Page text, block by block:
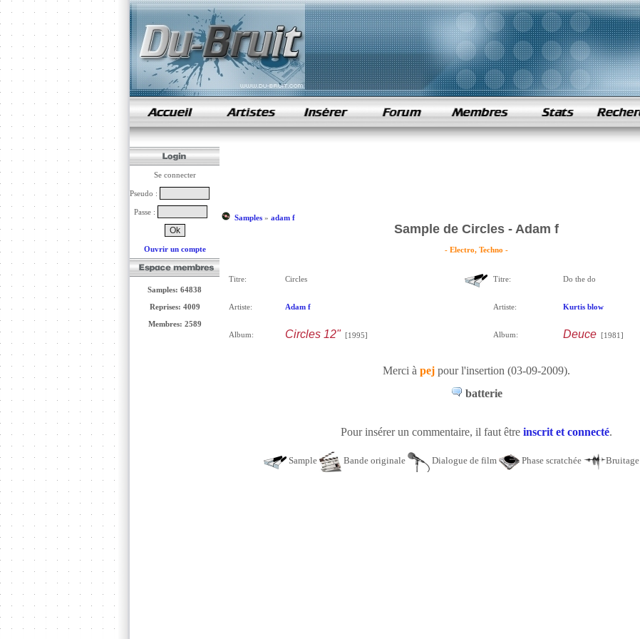
samples de rap
Se connecter
Pseudo :
Passe :
Ouvrir un compte
Samples: 64838
Reprises: 4009
Membres: 2589
Samples» adam f
Sample de Circles - Adam f
- Electro, Techno -
Titre: Circles
Artiste: Adam f
Album: Circles 12" [1995]
Titre: Do the do
Artiste: Kurtis blow
Album: Deuce[1981]
Merci à pej pour l'insertion (03-09-2009).
batterie
Pour insérer un commentaire, il faut être inscrit et connecté.
Sample Bande originale Dialogue de film Phase scratchée Bruitage